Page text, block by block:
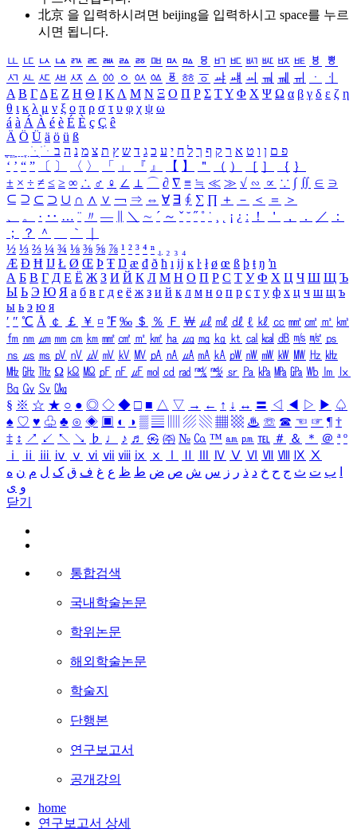
北京 을 입력하시려면 beijing을 입력하시고 space를 누르
시면 됩니다.
ㅥ ㅦ ㅧ ㅨ ㅩ ㅪ ㅫ ㅬ ㅭ ㅮ ㅯ ㅰ ㅱ ㅲ ㅳ ㅴ ㅵ ㅶ ㅷ ㅸ
ㅹ
ㅺ ㅻ ㅼ ㅽ ㅾ ㅿ ㆀ ㆁ ㆂ ㆃ ㆄ ㆅ ㆆ ㆇ ㆈ ㆉ ㆊ ㆋ ㆌ ㆍ
ㆎ
Α Β ΓΔ Ε Ζ Η Θ Ι ΚΛ Μ Ν Ξ Ο Π Ρ Σ ΤΥ Φ Χ Ψ Ω α β γ δ ε ζ η
θ ι κ λ μ ν ξ ο π ρ σ τ υ φ χ ψ ω
á à Á À é è É È ç Ç ê
Ä Ö Ü ä ö ü ß
ִֶֹ ֻּ ׁׂ פ ם ן ו ט א ר ק ף ך ל ח י ע כ ג ד ש ץ ת צ מ נ ה ב
‘ ’ “ ” 〔 〕 〈 〉 「 」 『 』 【 】 ＂ （ ） ［ ］ ｛ ｝
± × ÷ ≠ ≤ ≥ ∞ ∴ ♂ ♀ ∠ ⊥ ⌒ ∂ ∇ ≡ ≒ ≪ ≫ √ ∽ ∝ ∵ ∫ ∬ ∈ ∋
⊆ ⊇ ⊂ ⊃ ∪ ∩ ∧ ∨ ￢ ⇒ ⇔ ∀ ∃ ∮ ∑ ∏ ＋ － ＜ ＝
＞
、
。 · ‥ … ¨ 〃 ― ＼ ∼ ´ ～ ˇ ˘ ˝ ˚ ˙ ¸ ¡ ¿ ː ！ ＇ ， ． ／
：
；
？ ＾ ｀
½ ⅓ ⅔ ¼ ¾ ⅛ ⅜ ⅝ ⅞ ¹ ² ³ ⁴ ⁿ ₁ ₂ ₃ ₄
Æ Ð Ħ Ĳ Ł Ø Œ Þ Ŧ Ŋ æ đ ð ħ ı ĳ ĸ ŀ ł ø œ ß þ ŧ ŋ ŉ
А Б В Г Д Е Ё Ж З И Й К Л М Н О П Р С Т У Ф Х Ц Ч Ш Щ Ъ
Ы Ь Э Ю Я а б в г д е ё ж з и й к л м н о п р с т у ф х ц ч ш щ ъ
ы ь э ю я
′ ″ ℃ Å ￠ ￡ ￥ ¤ ℉ ‰ ＄ ％ Ｆ ￦ ㎕ ㎖ ㎗ ℓ ㎘ ㏄ ㎣ ㎤ ㎥ ㎦
㎙ ㎚ ㎛ ㎜ ㎝ ㎞ ㎟ ㎠ ㎡ ㎢ ㏊ ㎍ ㎎ ㎏ ㏏ ㎈ ㎉ ㏈ ㎧ ㎨ ㎰
㎱ ㎲ ㎳ ㎴ ㎵ ㎶ ㎷ ㎸ ㎹ ㎀ ㎁ ㎂ ㎃ ㎄ ㎺ ㎻ ㎽ ㎾ ㎿ ㎐ ㎑
㎒ ㎓ ㎔ Ω ㏀ ㏁ ㎊ ㎋ ㎌ ㏖ ㏅ ㎭ ㎮ ㎯ ㏛ ㎩ ㎪ ㎫ ㎬ ㏝ ㏐
㏓
㏃ ㏉ ㏜ ㏆
§ ※ ☆ ★ ○ ● ◎ ◇ ◆ □ ■ △ ▽ → ← ↑ ↓ ↔ 〓 ◁ ◀ ▷ ▶ ♤
♠ ♡ ♥ ♧ ♣ ⊙ ◈ ▣ ◐ ◑ ▒ ▤ ▨ ▧ ▦ ▩ ♨ ☏ ☎ ☜ ☞ ¶ †
‡ ↕ ↗ ↙ ↖ ↘ ♭ ♩ ♪ ♬ ㉿ ㈜ № ㏇ ™ ㏂ ㏘ ℡ ＃ ＆ ＊ ＠ ª º
ⅰ
ⅱ ⅲ ⅳ ⅴ ⅵ ⅶ ⅷ ⅸ ⅹ Ⅳ Ⅴ Ⅵ Ⅶ Ⅷ Ⅸ Ⅹ
ب ت ث ج ح خ د ذ ر ز س ش ص ض ط ظ ع غ ف ق ک ل م ن ه
و ی
닫기
통합검색
국내학술논문
학위논문
해외학술논문
학술지
단행본
연구보고서
공개강의
home
연구보고서 상세